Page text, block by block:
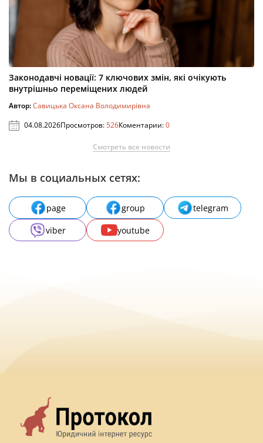
Законодавчі новації: 7 ключових змін, які очікують
внутрішньо переміщених людей
Автор:Савицька Оксана Володимирівна
04.08.2026Просмотров:526Коментарии:0
Смотреть все новости
Мы в социальных сетях:
page group
telegram
viber
youtube